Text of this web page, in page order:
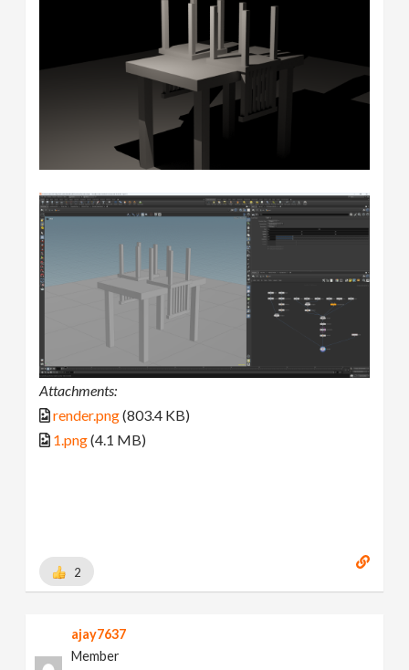
Attachments:
render.png(803.4 KB)
1.png(4.1 MB)
2
ajay7637
Member